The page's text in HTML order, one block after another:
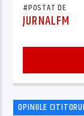
#POSTAT DE
JURNALFM
OPINIILE